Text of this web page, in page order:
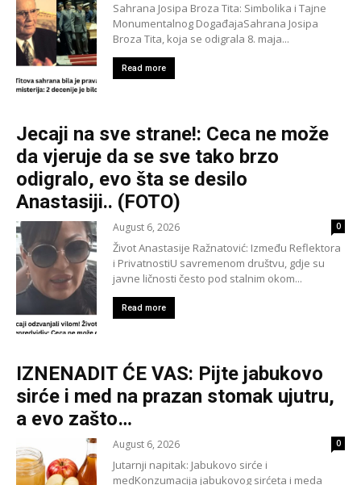
Sahrana Josipa Broza Tita: Simbolika i Tajne
Monumentalnog DogađajaSahrana Josipa
Broza Tita, koja se odigrala 8. maja...
Read more
Jecaji na sve strane!: Ceca ne može
da vjeruje da se sve tako brzo
odigralo, evo šta se desilo
Anastasiji.. (FOTO)
August 6, 2026 0
Život Anastasije Ražnatović: Između Reflektora
i PrivatnostiU savremenom društvu, gdje su
javne ličnosti često pod stalnim okom...
Read more
IZNENADIT ĆE VAS: Pijte jabukovo
sirće i med na prazan stomak ujutru,
a evo zašto…
August 6, 2026 0
Jutarnji napitak: Jabukovo sirće i
medKonzumacija jabukovog sirćeta i meda